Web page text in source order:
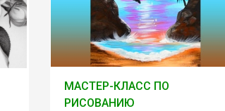
МАСТЕР-КЛАСС ПО
РИСОВАНИЮ